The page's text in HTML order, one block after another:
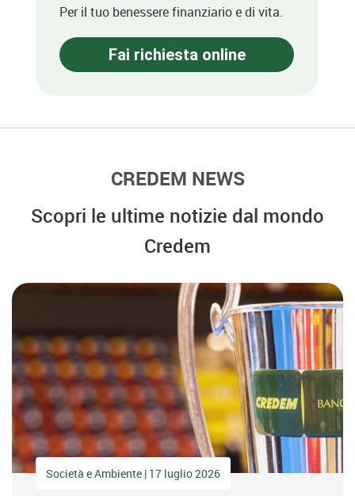
Per il tuo benessere finanziario e di vita.
Fai richiesta online
CREDEM NEWS
Scopri le ultime notizie dal mondo
Credem
Società e Ambiente | 17 luglio 2026